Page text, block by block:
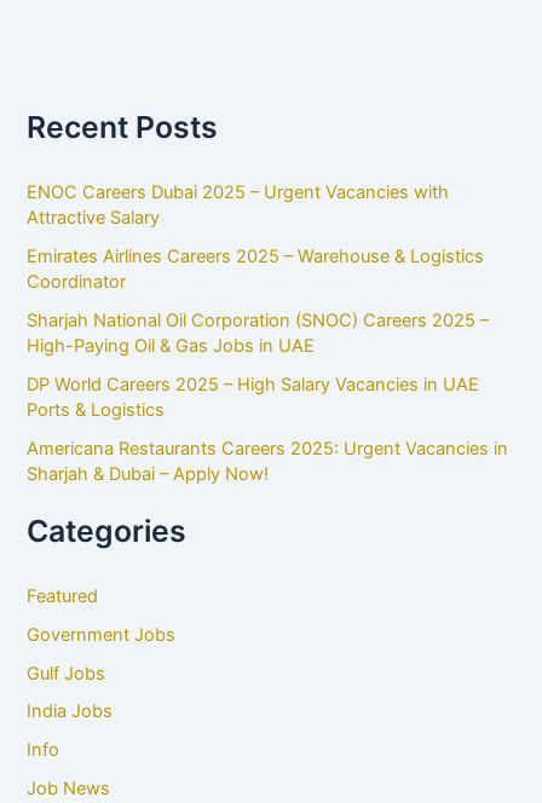
Recent Posts
ENOC Careers Dubai 2025 – Urgent Vacancies with
Attractive Salary
Emirates Airlines Careers 2025 – Warehouse & Logistics
Coordinator
Sharjah National Oil Corporation (SNOC) Careers 2025 –
High-Paying Oil & Gas Jobs in UAE
DP World Careers 2025 – High Salary Vacancies in UAE
Ports & Logistics
Americana Restaurants Careers 2025: Urgent Vacancies in
Sharjah & Dubai – Apply Now!
Categories
Featured
Government Jobs
Gulf Jobs
India Jobs
Info
Job News